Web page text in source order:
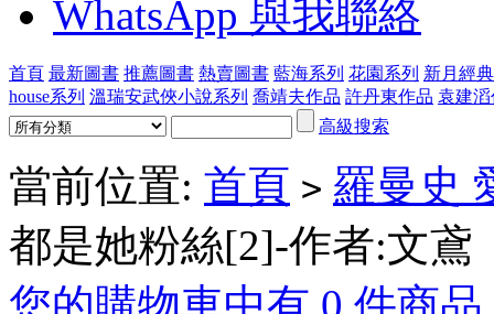
WhatsApp 與我聯絡
首頁 最新圖書 推薦圖書 熱賣圖書 藍海系列 花園系列 新月經
house系列 溫瑞安武俠小說系列 喬靖夫作品 許丹東作品 袁建
高級搜索
當前位置: 首頁 > 羅曼史
都是她粉絲[2]-作者:文鳶